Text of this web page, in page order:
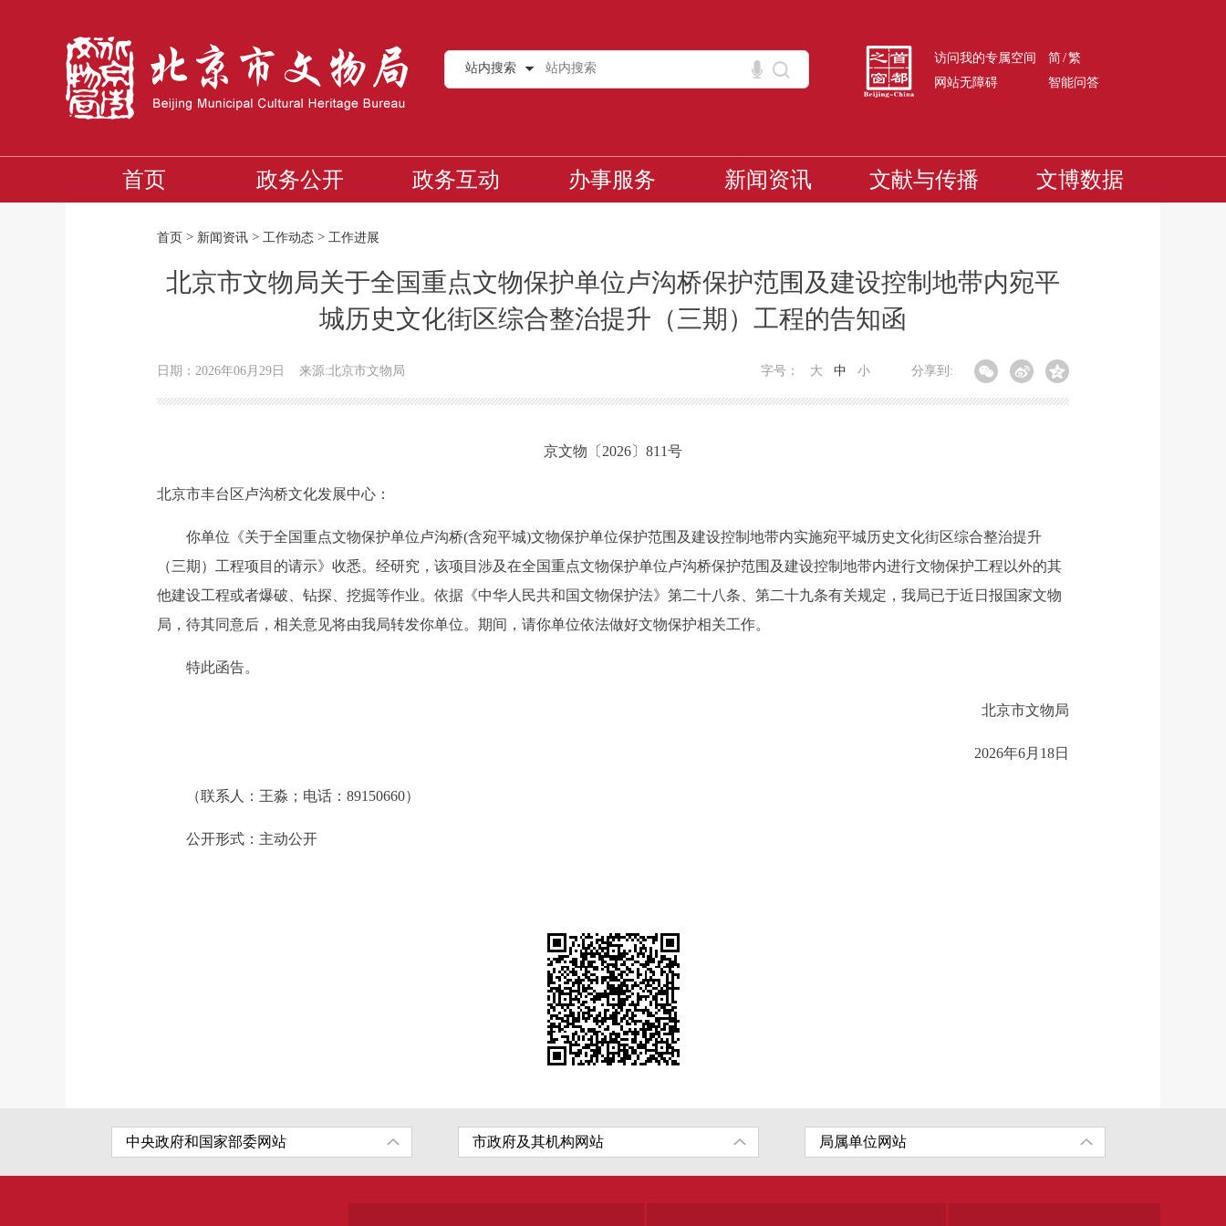
站内搜索
访问我的专属空间 简/繁
网站无障碍
智能问答
首页 政务公开 政务互动 办事服务 新闻资讯 文献与传播 文博数据
首页 > 新闻资讯 > 工作动态 > 工作进展
北京市文物局关于全国重点文物保护单位卢沟桥保护范围及建设控制地带内宛平
城历史文化街区综合整治提升（三期）工程的告知函
日期：2026年06月29日 来源:北京市文物局 分享到:
字号： 大 中 小
京文物〔2026〕811号
北京市丰台区卢沟桥文化发展中心：
你单位《关于全国重点文物保护单位卢沟桥(含宛平城)文物保护单位保护范围及建设控制地带内实施宛平城历史文化街区综合整治提升
（三期）工程项目的请示》收悉。经研究，该项目涉及在全国重点文物保护单位卢沟桥保护范围及建设控制地带内进行文物保护工程以外的其
他建设工程或者爆破、钻探、挖掘等作业。依据《中华人民共和国文物保护法》第二十八条、第二十九条有关规定，我局已于近日报国家文物
局，待其同意后，相关意见将由我局转发你单位。期间，请你单位依法做好文物保护相关工作。
特此函告。
北京市文物局
2026年6月18日
（联系人：王淼；电话：89150660）
公开形式：主动公开